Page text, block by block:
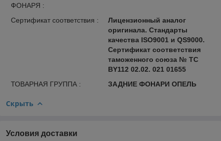
ФОНАРЯ :
Сертификат соответствия :
Лицензионный аналог
оригинала. Стандарты
качества ISO9001 и QS9000.
Сертификат соответствия
таможенного союза № ТС
BY112 02.02. 021 01655
ТОВАРНАЯ ГРУППА :
ЗАДНИЕ ФОНАРИ ОПЕЛЬ
Скрыть
Условия доставки